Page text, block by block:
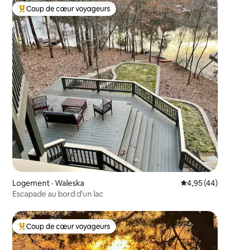
Coup de cœur voyageurs parmi les plus aimés
Coup de cœur voyageurs
Logement · Waleska Note
4,95 (44)
Escapade au bord d'un lac
Coup de cœur voyageurs parmi les plus aimés
Coup de cœur voyageurs